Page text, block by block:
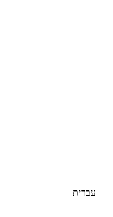
עברית